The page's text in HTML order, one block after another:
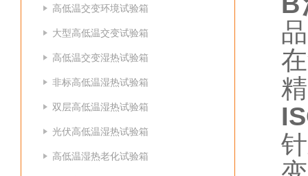
高低温交变环境试验箱
大型高低温交变试验箱
高低温交变湿热试验箱
非标高低温湿热试验箱
双层高低温湿热试验箱
光伏高低温湿热试验箱
高低温湿热老化试验箱